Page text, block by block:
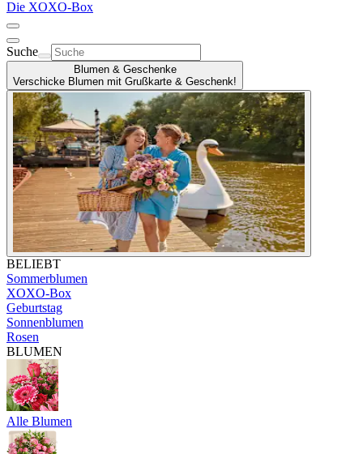
Die XOXO-Box
Suche
Blumen & Geschenke
Verschicke Blumen mit Grußkarte & Geschenk!
BELIEBT
Sommerblumen
XOXO-Box
Geburtstag
Sonnenblumen
Rosen
BLUMEN
Alle Blumen